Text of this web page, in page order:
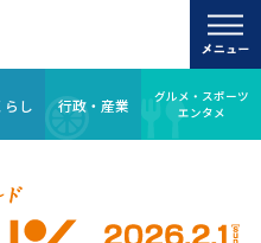
らし 行政・産業
グルメ・スポーツ
エンタメ